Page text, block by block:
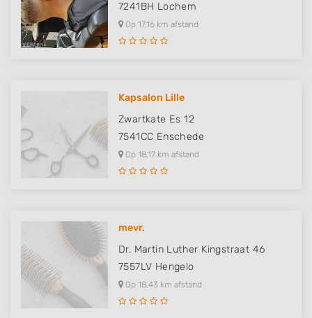
7241BH Lochem
Op 17,16 km afstand
Kapsalon Lille
Zwartkate Es 12
7541CC Enschede
Op 18,17 km afstand
mevr.
Dr. Martin Luther Kingstraat 46
7557LV Hengelo
Op 18,43 km afstand